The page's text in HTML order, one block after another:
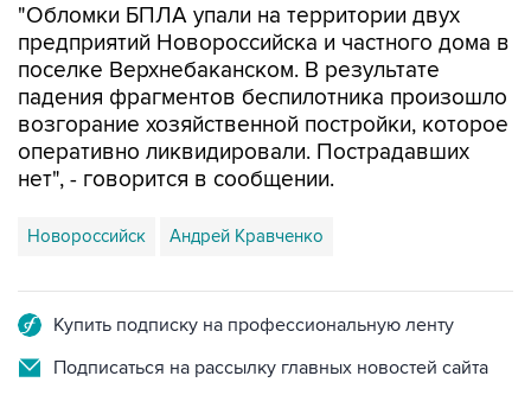
"Обломки БПЛА упали на территории двух
предприятий Новороссийска и частного дома в
поселке Верхнебаканском. В результате
падения фрагментов беспилотника произошло
возгорание хозяйственной постройки, которое
оперативно ликвидировали. Пострадавших
нет", - говорится в сообщении.
Новороссийск Андрей Кравченко
Купить подписку на профессиональную ленту
Подписаться на рассылку главных новостей сайта